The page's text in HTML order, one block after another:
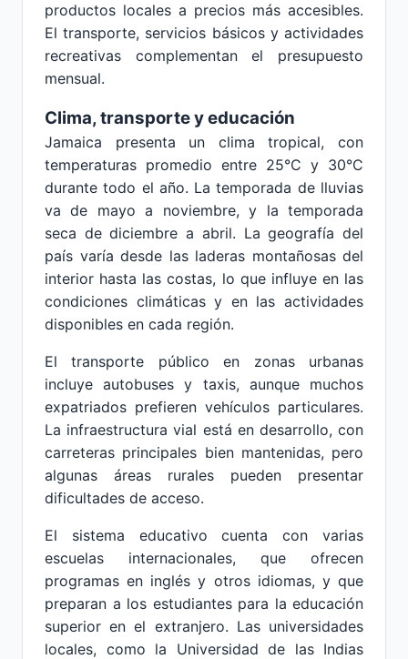
productos locales a precios más accesibles.
El transporte, servicios básicos y actividades
recreativas complementan el presupuesto
mensual.
Clima, transporte y educación
Jamaica presenta un clima tropical, con
temperaturas promedio entre 25°C y 30°C
durante todo el año. La temporada de lluvias
va de mayo a noviembre, y la temporada
seca de diciembre a abril. La geografía del
país varía desde las laderas montañosas del
interior hasta las costas, lo que influye en las
condiciones climáticas y en las actividades
disponibles en cada región.
El transporte público en zonas urbanas
incluye autobuses y taxis, aunque muchos
expatriados prefieren vehículos particulares.
La infraestructura vial está en desarrollo, con
carreteras principales bien mantenidas, pero
algunas áreas rurales pueden presentar
dificultades de acceso.
El sistema educativo cuenta con varias
escuelas internacionales, que ofrecen
programas en inglés y otros idiomas, y que
preparan a los estudiantes para la educación
superior en el extranjero. Las universidades
locales, como la Universidad de las Indias